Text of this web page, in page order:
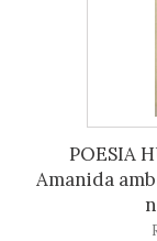
POESIA
Amanida